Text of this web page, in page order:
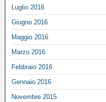
Luglio 2016
Giugno 2016
Maggio 2016
Marzo 2016
Febbraio 2016
Gennaio 2016
Novembre 2015